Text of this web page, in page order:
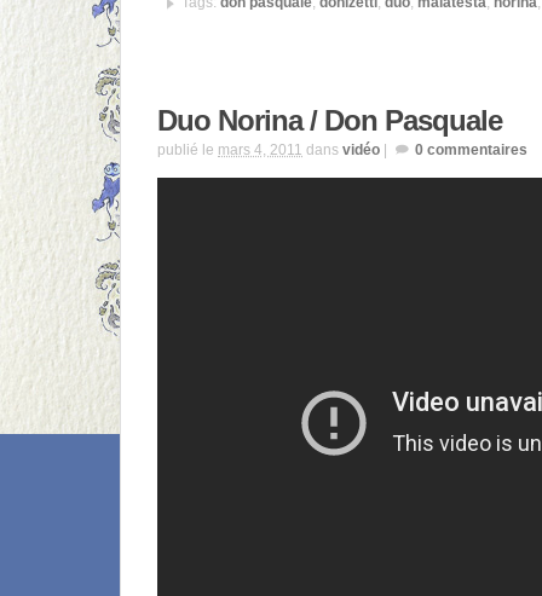
Duo Norina / Don Pasquale
publié le mars 4, 2011 dans vidéo 0 commentaires